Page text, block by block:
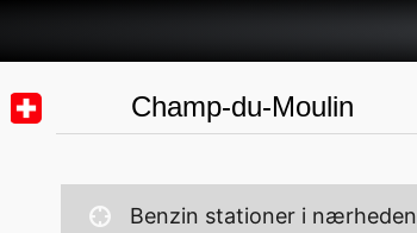
Benzin stationer i nærheden